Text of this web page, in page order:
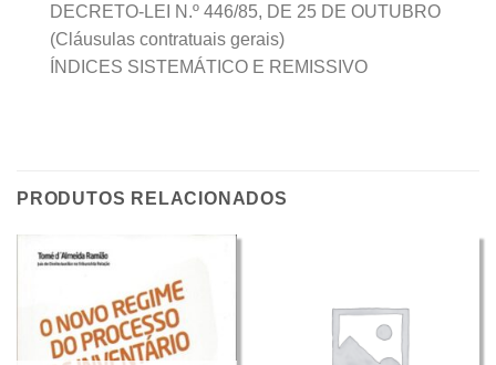
DECRETO-LEI N.º 446/85, DE 25 DE OUTUBRO
(Cláusulas contratuais gerais)
ÍNDICES SISTEMÁTICO E REMISSIVO
PRODUTOS RELACIONADOS